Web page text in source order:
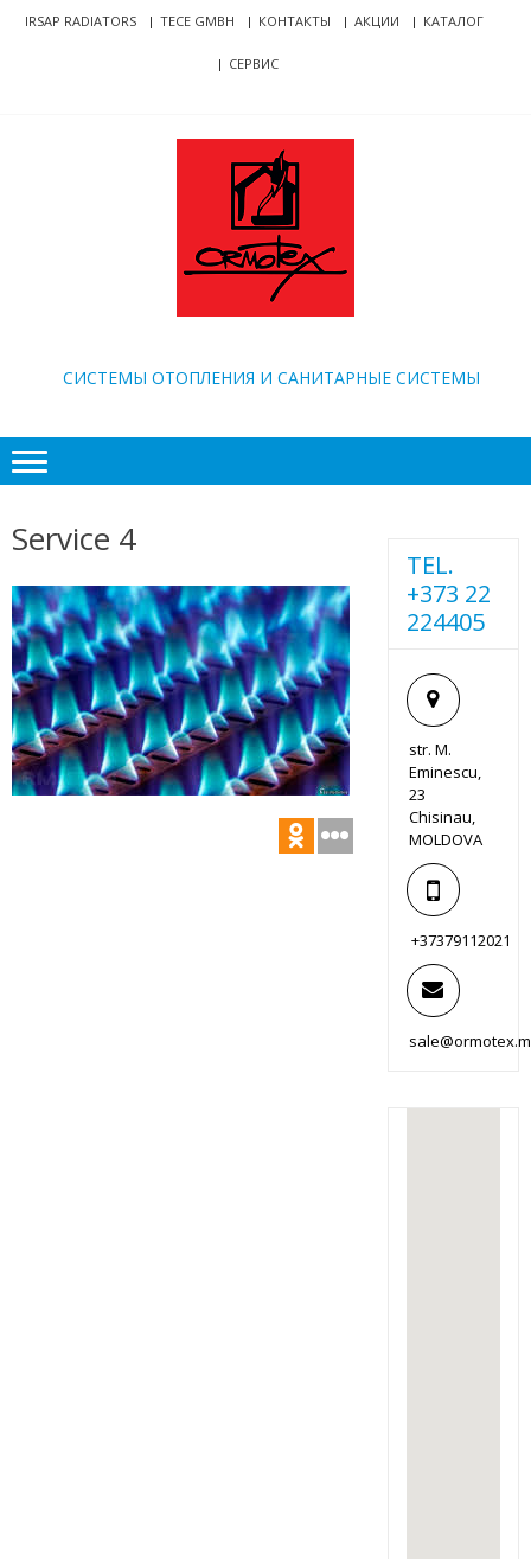
Skip
SkipIRSAP RADIATORS TECE GMBH КОНТАКТЫ АКЦИИ КАТАЛОГ
СЕРВИС
CИСТЕМЫ ОТОПЛЕНИЯ И САНИТАРНЫЕ СИСТЕМЫ
Service 4
TEL.
+373 22
224405
str. M.
Eminescu,
23
Chisinau,
MOLDOVA
+37379112021